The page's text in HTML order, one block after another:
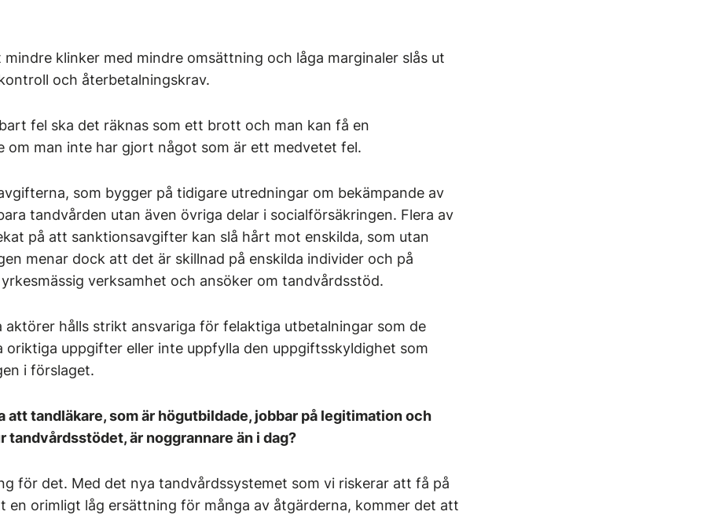
klinker med mindre omsättning och låga marginaler slås ut
och återbetalningskrav.
fel ska det räknas som ett brott och man kan få en
om man inte har gjort något som är ett medvetet fel.
som bygger på tidigare utredningar om bekämpande av
tandvården utan även övriga delar i socialförsäkringen. Flera av
på att sanktionsavgifter kan slå hårt mot enskilda, som utan
menar dock att det är skillnad på enskilda individer och på
verksamhet och ansöker om tandvårdsstöd.
aktörer hålls strikt ansvariga för felaktiga utbetalningar som de
oriktiga uppgifter eller inte uppfylla den uppgiftsskyldighet som
i förslaget.
att tandläkare, som är högutbildade, jobbar på legitimation och
tandvårdsstödet, är noggrannare än i dag?
för det. Med det nya tandvårdssystemet som vi riskerar att få på
en orimligt låg ersättning för många av åtgärderna, kommer det att